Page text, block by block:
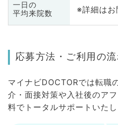
一日の
平均来院数
※詳細はお
応募方法・ご利用の
マイナビDOCTORでは転職
介・面接対策や入社後のア
料でトータルサポートいたし